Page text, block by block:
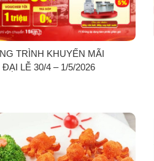
TRÌNH KHUYẾN MÃI
LỄ 30/4 – 1/5/2026